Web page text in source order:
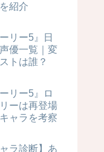
紹介
リー5』日
優一覧｜変
トは誰？
リー5』ロ
ーは再登場
ャラを考察
ラ診断】あ